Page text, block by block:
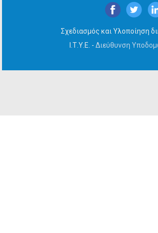
Σχεδιασμός και Υλοποίηση
Ι.Τ.Υ.Ε. - Διεύθυνση